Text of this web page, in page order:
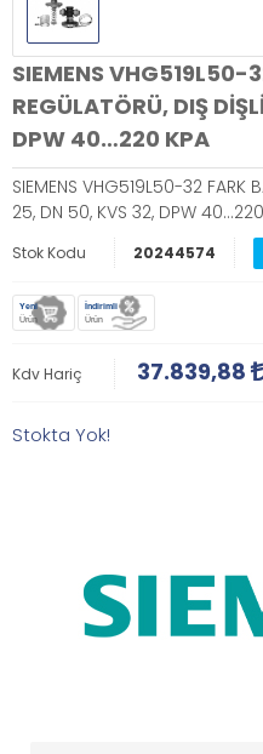
SIEMENS VHG519L50-
REGÜLATÖRÜ, DIŞ
DPW 40…220 KPA
SIEMENS VHG519L50-32 FARK
25, DN 50, KVS 32, DPW
Stok Kodu 20244574
Yeni
Ürün
İndirimli
Ürün
Kdv Hariç 37.839,88
Stokta Yok!